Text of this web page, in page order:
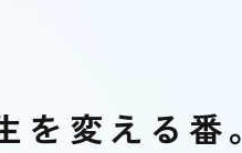
変える番。